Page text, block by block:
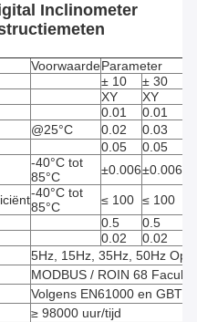
Inclinometer
VoorwaardeParameter
± 10 ± 30
XY XY
0.01 0.01
@25°C 0.02 0.03
0.05 0.05
-40°C tot
85°C
±0.006±0.006
-40°C tot
85°C
≤ 100 ≤ 100
0.5 0.5
0.02 0.02
5Hz, 15Hz, 35Hz, 50Hz
MODBUS / ROIN 68
Volgens EN61000 en
≥ 98000 uur/tijd